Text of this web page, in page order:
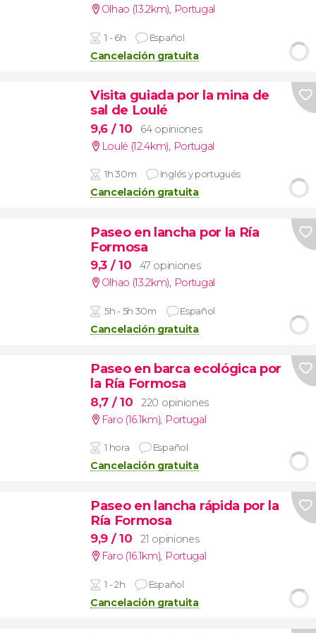
Olhao (13.2km), Portugal
1 - 6h Español
Cancelación gratuita
Visita guiada por la mina de
sal de Loulé
9,6 / 10
64 opiniones
Loulé (12.4km) Portugal
1h 30m Inglés y portugués
Cancelación gratuita
Paseo en lancha por la Ría
Formosa
9,3 / 10
47 opiniones
Olhao (13.2km), Portugal
5h - 5h 30m Español
Cancelación gratuita
Paseo en barca ecológica por
la Ría Formosa
8,7 / 10
220 opiniones
Faro (16.1km) Portugal
1 hora Español
Cancelación gratuita
Paseo en lancha rápida por la
Ría Formosa
9,9 / 10
21 opiniones
Faro (16.1km), Portugal
1 - 2h Español
Cancelación gratuita